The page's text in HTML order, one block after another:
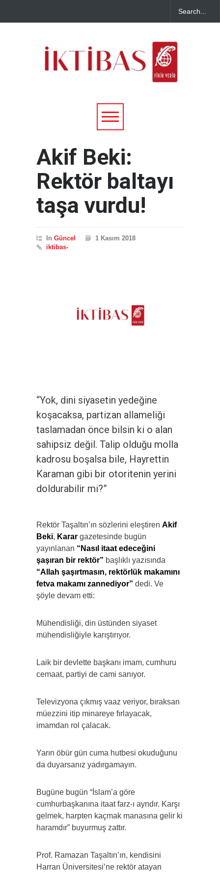
Akif Beki:
Rektör baltayı
taşa vurdu!
In Güncel
1 Kasım 2018
iktibas-
“Yok, dini siyasetin yedeğine
koşacaksa, partizan allameliği
taslamadan önce bilsin ki o alan
sahipsiz değil. Talip olduğu molla
kadrosu boşalsa bile, Hayrettin
Karaman gibi bir otoritenin yerini
doldurabilir mi?”
Rektör Taşaltın’ın sözlerini eleştiren Akif
Beki, Karar gazetesinde bugün
yayınlanan “Nasıl itaat edeceğini
şaşıran bir rektör” başlıklı yazısında
“Allah şaşırtmasın, rektörlük makamını
fetva makamı zannediyor” dedi. Ve
şöyle devam etti:
Mühendisliği, din üstünden siyaset
mühendisliğiyle karıştırıyor.
Laik bir devlette başkanı imam, cumhuru
cemaat, partiyi de cami sanıyor.
Televizyona çıkmış vaaz veriyor, bıraksan
müezzini itip minareye fırlayacak,
imamdan rol çalacak.
Yarın öbür gün cuma hutbesi okuduğunu
da duyarsanız yadırgamayın.
Bugüne bugün “İslam’a göre
cumhurbaşkanına itaat farz-ı ayndır. Karşı
gelmek, harpten kaçmak manasına gelir ki
haramdır” buyurmuş zattır.
Prof. Ramazan Taşaltın’ın, kendisini
Harran Üniversitesi’ne rektör atayan